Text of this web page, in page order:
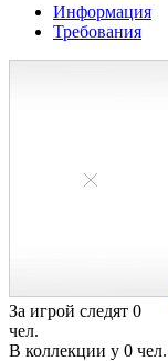
Информация
Требования
За игрой следят 0
чел.
В коллекции у 0 чел.